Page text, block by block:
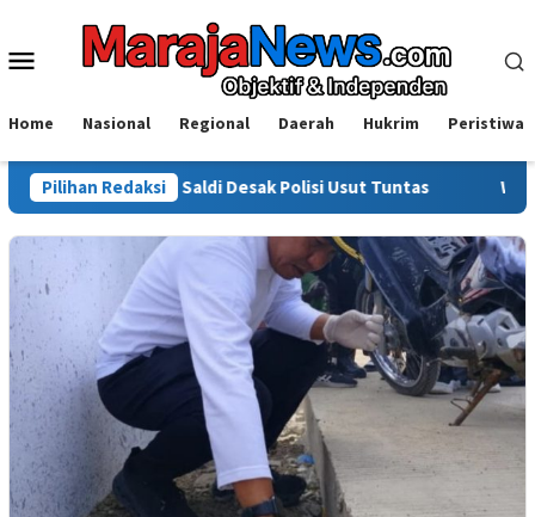
konten
Menu
Home Nasional Regional Daerah Hukrim Peristiwa
Pilihan Redaksi
Saldi Desak Polisi Usut Tuntas Warga Sinjai